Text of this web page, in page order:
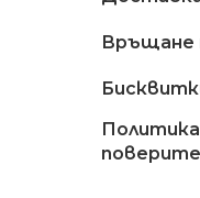
Връщане
Политика